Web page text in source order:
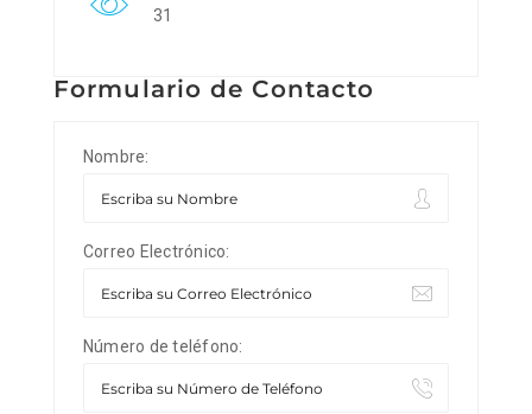
31
Formulario de Contacto
Nombre:
Correo Electrónico:
Número de teléfono: